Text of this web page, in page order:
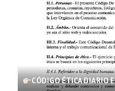
CÓDIGO ÉTICA DIARIO